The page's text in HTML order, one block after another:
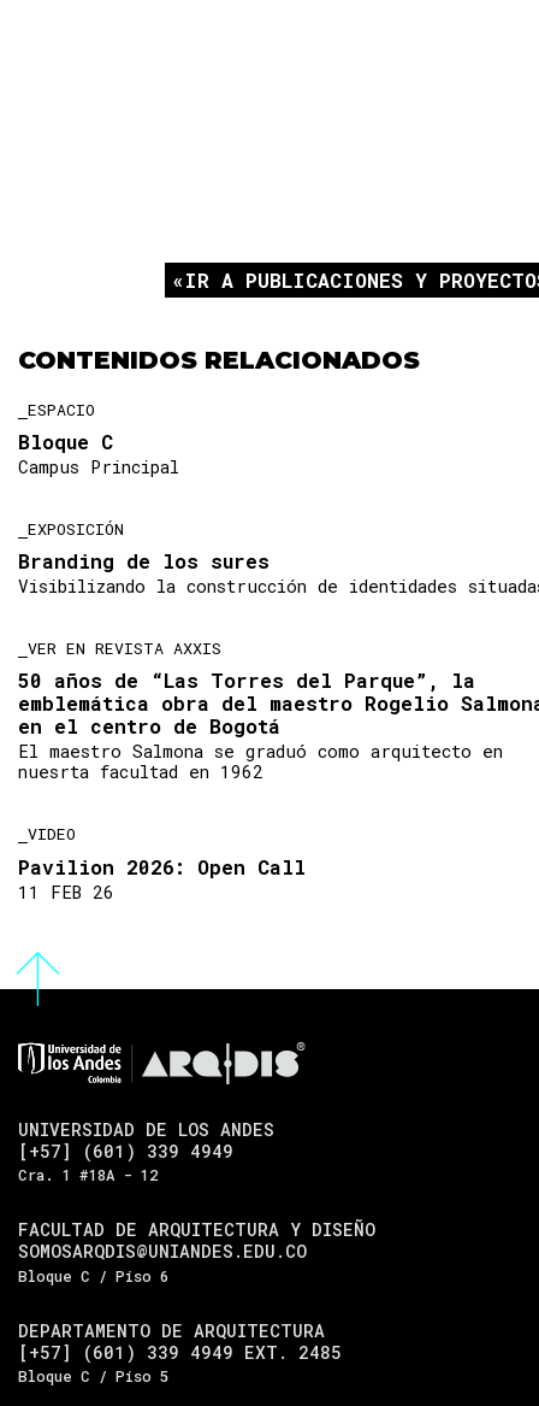
IR A PUBLICACIONES Y
CONTENIDOS RELACIONADOS
ESPACIO
Bloque C
Campus Principal
EXPOSICIÓN
Branding de los sures
Visibilizando la construcción de identidades
VER EN REVISTA AXXIS
50 años de “Las Torres del Parque”, la
emblemática obra del maestro Rogelio
en el centro de Bogotá
El maestro Salmona se graduó como arquitecto en
nuesrta facultad en 1962
VIDEO
Pavilion 2026: Open Call
11 FEB 26
UNIVERSIDAD DE LOS ANDES
[+57] (601) 339 4949
Cra. 1 #18A - 12
FACULTAD DE ARQUITECTURA Y DISEÑO
SOMOSARQDIS@UNIANDES.EDU.CO
Bloque C / Piso 6
DEPARTAMENTO DE ARQUITECTURA
[+57] (601) 339 4949 EXT. 2485
Bloque C / Piso 5